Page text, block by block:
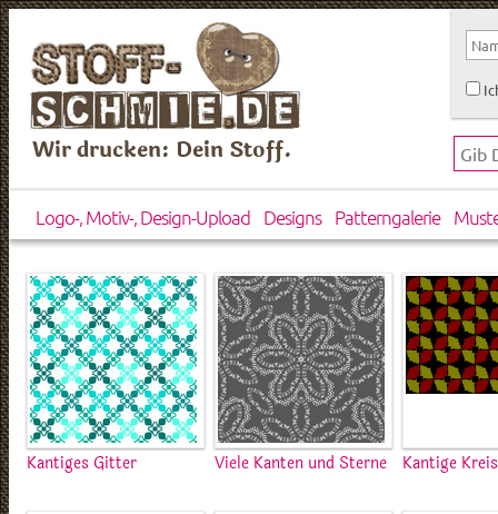
Wir drucken: Dein Stoff.
Logo-, Motiv-, Design-Upload Designs Patterngalerie
Kantiges Gitter Viele Kanten und Sterne Kantige